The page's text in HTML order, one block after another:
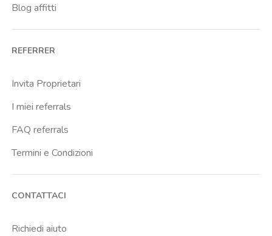
Blog affitti
REFERRER
Invita Proprietari
I miei referrals
FAQ referrals
Termini e Condizioni
CONTATTACI
Richiedi aiuto